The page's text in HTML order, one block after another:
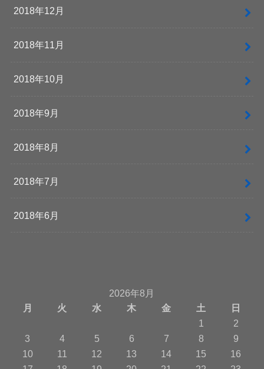
2018年12月
2018年11月
2018年10月
2018年9月
2018年8月
2018年7月
2018年6月
2026年8月
月
火 水 木 金 土
日
1
2
3
4 5 6 7 8
9
10
11 12 13 14 15
16